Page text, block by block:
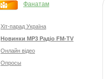
Фанатам
Хіт-парад Україна
Новинки MP3 Радіо FM-TV
Онлайн відео
Опросы